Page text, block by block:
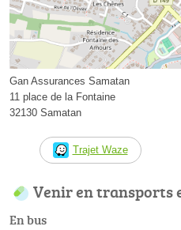
Gan Assurances Samatan
11 place de la Fontaine
32130 Samatan
Trajet Waze
Venir en transports
En bus